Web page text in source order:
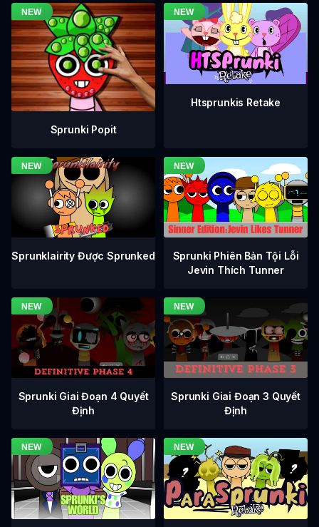
Sprunki Popit
Htsprunkis Retake
Sprunklairity Được Sprunked
Sprunki Phiên Bản Tội Lỗi
Jevin Thích Tunner
Sprunki Giai Đoạn 4 Quyết
Định
Sprunki Giai Đoạn 3 Quyết
Định